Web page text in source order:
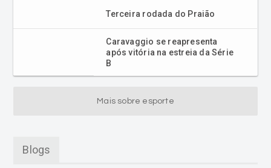
Terceira rodada do Praião
Caravaggio se reapresenta
após vitória na estreia da Série
B
Mais sobre esporte
Blogs